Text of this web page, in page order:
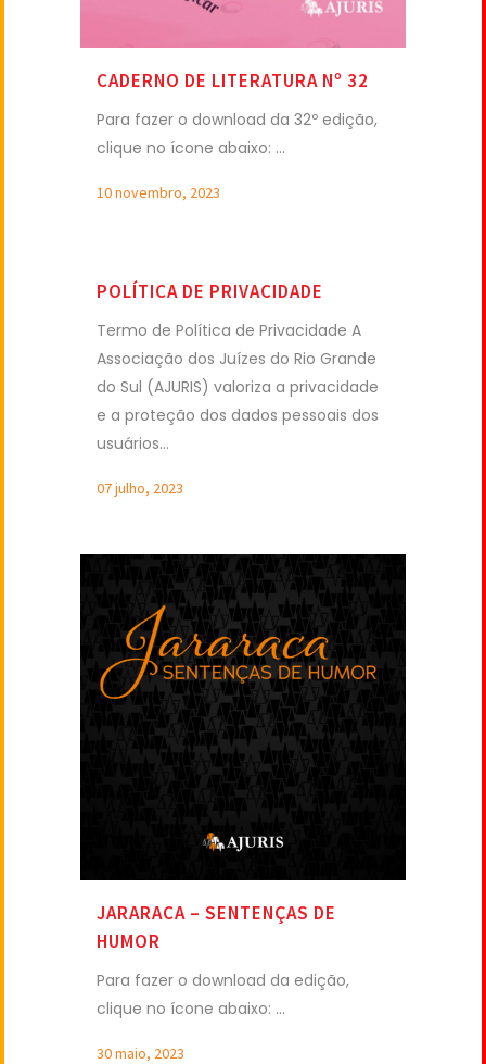
CADERNO DE LITERATURA Nº 32
Para fazer o download da 32º edição,
clique no ícone abaixo: ...
10 novembro, 2023
POLÍTICA DE PRIVACIDADE
Termo de Política de Privacidade A
Associação dos Juízes do Rio Grande
do Sul (AJURIS) valoriza a privacidade
e a proteção dos dados pessoais dos
usuários...
07 julho, 2023
JARARACA – SENTENÇAS DE
HUMOR
Para fazer o download da edição,
clique no ícone abaixo: ...
30 maio, 2023